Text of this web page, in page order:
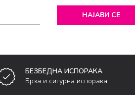
НАЈАВИ СЕ
БЕЗБЕДНА ИСПОРАКА
Брза и сигурна испорака